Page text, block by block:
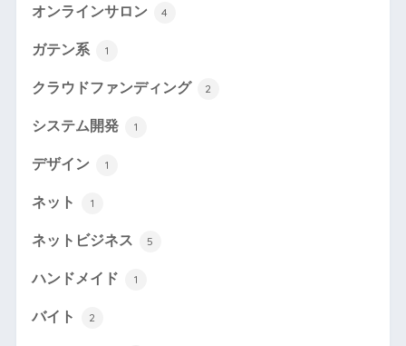
オンラインサロン 4
ガテン系 1
クラウドファンディング 2
システム開発 1
デザイン 1
ネット 1
ネットビジネス 5
ハンドメイド 1
バイト 2